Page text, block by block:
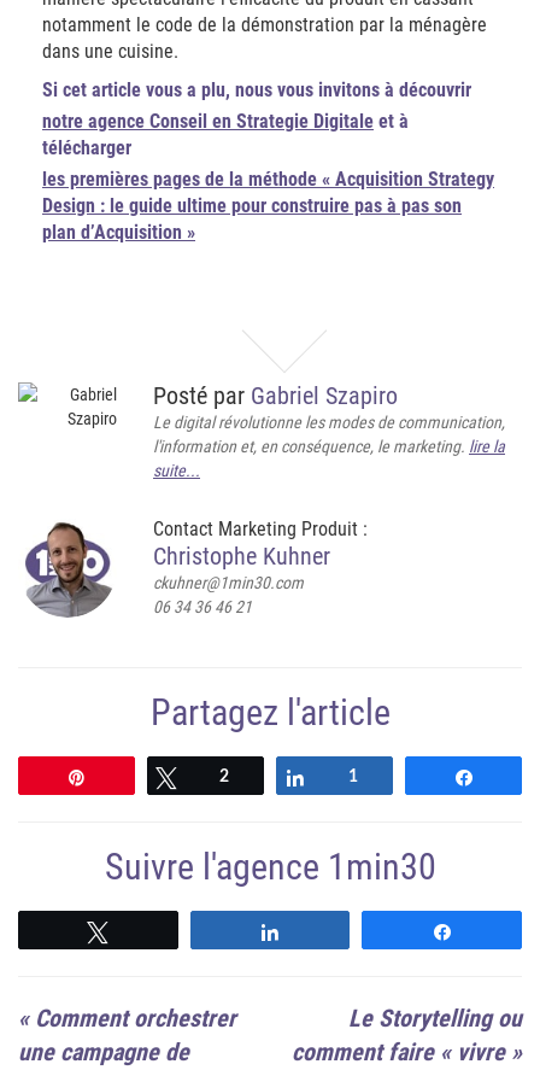
notamment le code de la démonstration par la ménagère
dans une cuisine.
Si cet article vous a plu, nous vous invitons à découvrir
notre agence Conseil en Strategie Digitale et à
télécharger
les premières pages de la méthode « Acquisition Strategy
Design : le guide ultime pour construire pas à pas son
plan d’Acquisition »
Posté par Gabriel Szapiro
Le digital révolutionne les modes de communication,
l'information et, en conséquence, le marketing. lire la
suite...
Contact Marketing Produit :
Christophe Kuhner
ckuhner@1min30.com
06 34 36 46 21
Partagez l'article
Tweetez
2 Partagez
1
Suivre l'agence 1min30
« Comment orchestrer
une campagne de
Le Storytelling ou
comment faire « vivre »